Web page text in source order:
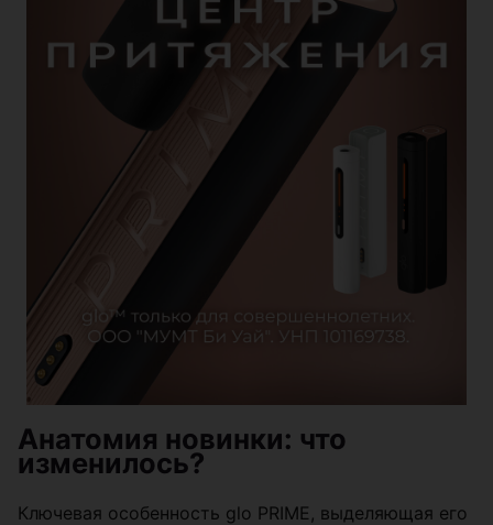
Анатомия новинки: что
изменилось?
Ключевая особенность glo PRIME, выделяющая его